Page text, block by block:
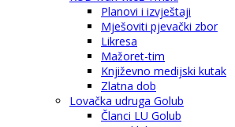
Planovi i izvještaji
Mješoviti pjevački zbor
Likresa
Mažoret-tim
Književno medijski kutak
Zlatna dob
Lovačka udruga Golub
Članci LU Golub